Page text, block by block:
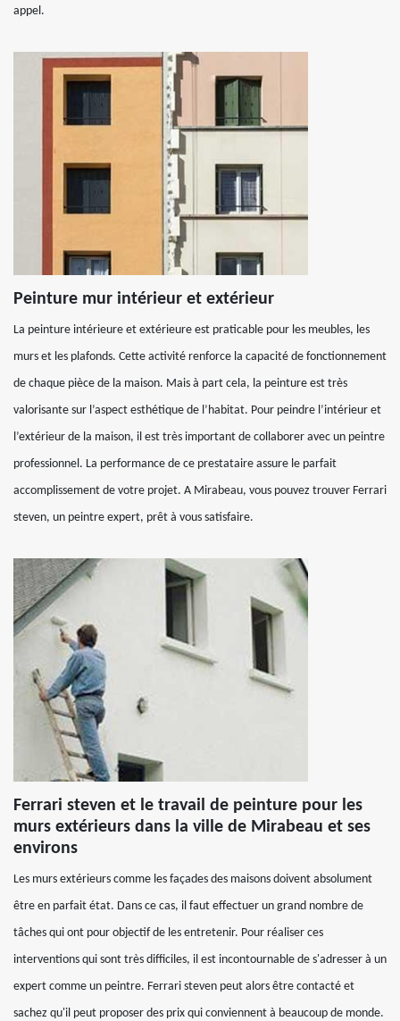
appel.
Peinture mur intérieur et extérieur
La peinture intérieure et extérieure est praticable pour les meubles, les
murs et les plafonds. Cette activité renforce la capacité de fonctionnement
de chaque pièce de la maison. Mais à part cela, la peinture est très
valorisante sur l’aspect esthétique de l’habitat. Pour peindre l’intérieur et
l’extérieur de la maison, il est très important de collaborer avec un peintre
professionnel. La performance de ce prestataire assure le parfait
accomplissement de votre projet. A Mirabeau, vous pouvez trouver Ferrari
steven, un peintre expert, prêt à vous satisfaire.
Ferrari steven et le travail de peinture pour les
murs extérieurs dans la ville de Mirabeau et ses
environs
Les murs extérieurs comme les façades des maisons doivent absolument
être en parfait état. Dans ce cas, il faut effectuer un grand nombre de
tâches qui ont pour objectif de les entretenir. Pour réaliser ces
interventions qui sont très difficiles, il est incontournable de s'adresser à un
expert comme un peintre. Ferrari steven peut alors être contacté et
sachez qu'il peut proposer des prix qui conviennent à beaucoup de monde.